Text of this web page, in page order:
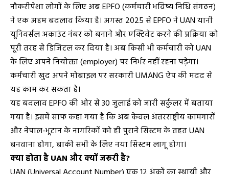
नौकरीपेशा लोगों के लिए अब EPFO (कर्मचारी भविष्य निधि संगठन)
ने एक अहम बदलाव किया है। अगस्त 2025 से EPFO ने UAN यानी
यूनिवर्सल अकाउंट नंबर को बनाने और एक्टिवेट करने की प्रक्रिया को
पूरी तरह से डिजिटल कर दिया है। अब किसी भी कर्मचारी को UAN
के लिए अपने नियोक्ता (employer) पर निर्भर नहीं रहना पड़ेगा।
कर्मचारी खुद अपने मोबाइल पर सरकारी UMANG ऐप की मदद से
यह काम कर सकता है।
यह बदलाव EPFO की ओर से 30 जुलाई को जारी सर्कुलर में बताया
गया है। इसमें साफ कहा गया है कि अब केवल अंतरराष्ट्रीय कामगारों
और नेपाल-भूटान के नागरिकों को ही पुराने सिस्टम के तहत UAN
बनवाना होगा, बाकी सभी के लिए नया सिस्टम लागू होगा।
क्या होता है UAN और क्यों जरूरी है?